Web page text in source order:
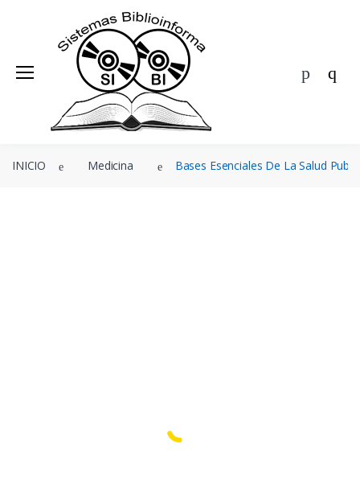
BIBLIOINFORMA
EDITORIALES
Agenda
INICIO Medicina Bases Esenciales De La Salud